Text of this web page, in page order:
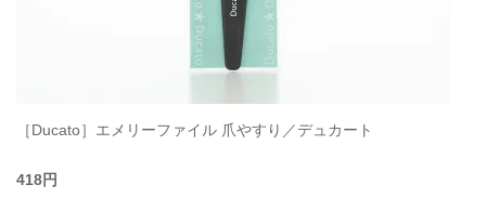
［Ducato］エメリーファイル 爪やすり／デュカート
418円